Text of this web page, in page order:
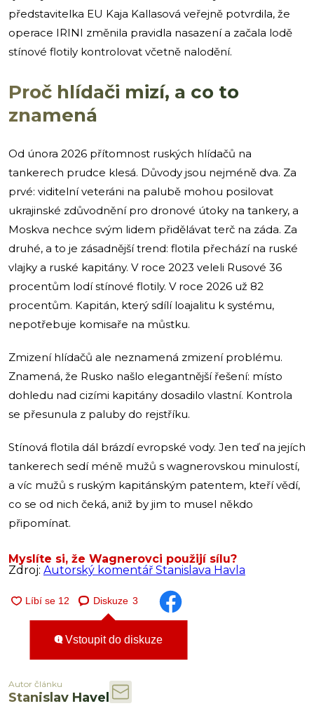
představitelka EU Kaja Kallasová veřejně potvrdila, že
operace IRINI změnila pravidla nasazení a začala lodě
stínové flotily kontrolovat včetně nalodění.
Proč hlídači mizí, a co to
znamená
Od února 2026 přítomnost ruských hlídačů na
tankerech prudce klesá. Důvody jsou nejméně dva. Za
prvé: viditelní veteráni na palubě mohou posilovat
ukrajinské zdůvodnění pro dronové útoky na tankery, a
Moskva nechce svým lidem přidělávat terč na záda. Za
druhé, a to je zásadnější trend: flotila přechází na ruské
vlajky a ruské kapitány. V roce 2023 veleli Rusové 36
procentům lodí stínové flotily. V roce 2026 už 82
procentům. Kapitán, který sdílí loajalitu k systému,
nepotřebuje komisaře na můstku.
Zmizení hlídačů ale neznamená zmizení problému.
Znamená, že Rusko našlo elegantnější řešení: místo
dohledu nad cizími kapitány dosadilo vlastní. Kontrola
se přesunula z paluby do rejstříku.
Stínová flotila dál brázdí evropské vody. Jen teď na jejích
tankerech sedí méně mužů s wagnerovskou minulostí,
a víc mužů s ruským kapitánským patentem, kteří vědí,
co se od nich čeká, aniž by jim to musel někdo
připomínat.
Myslíte si, že Wagnerovci použijí sílu?
Zdroj: Autorský komentář Stanislava Havla
Diskuze 3
Vstoupit do diskuze
Autor článku
Stanislav Havel